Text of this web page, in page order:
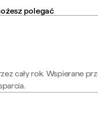
polegać
cały rok. Wspierane